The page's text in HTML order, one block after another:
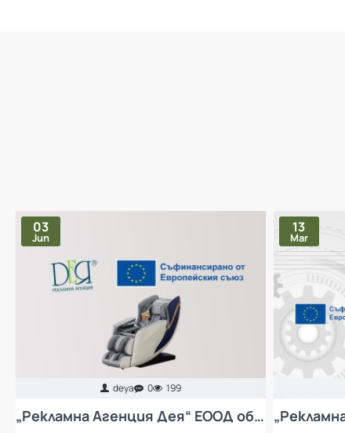
03
Jun
deya 0 199
„Рекламна Агенция Дея“ ЕООД обявява процедура за избор на изпълнител с предмет „Доставка и монтаж на оборудване и обзавеждане за кът за отдих за работещите в „Рекламна Агенция Дея“ ЕООД
13
Mar